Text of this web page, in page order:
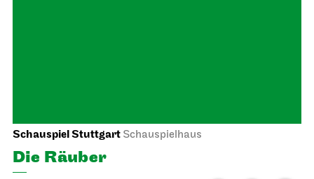
Schauspiel Stuttgart Schauspielhaus
Die Räuber